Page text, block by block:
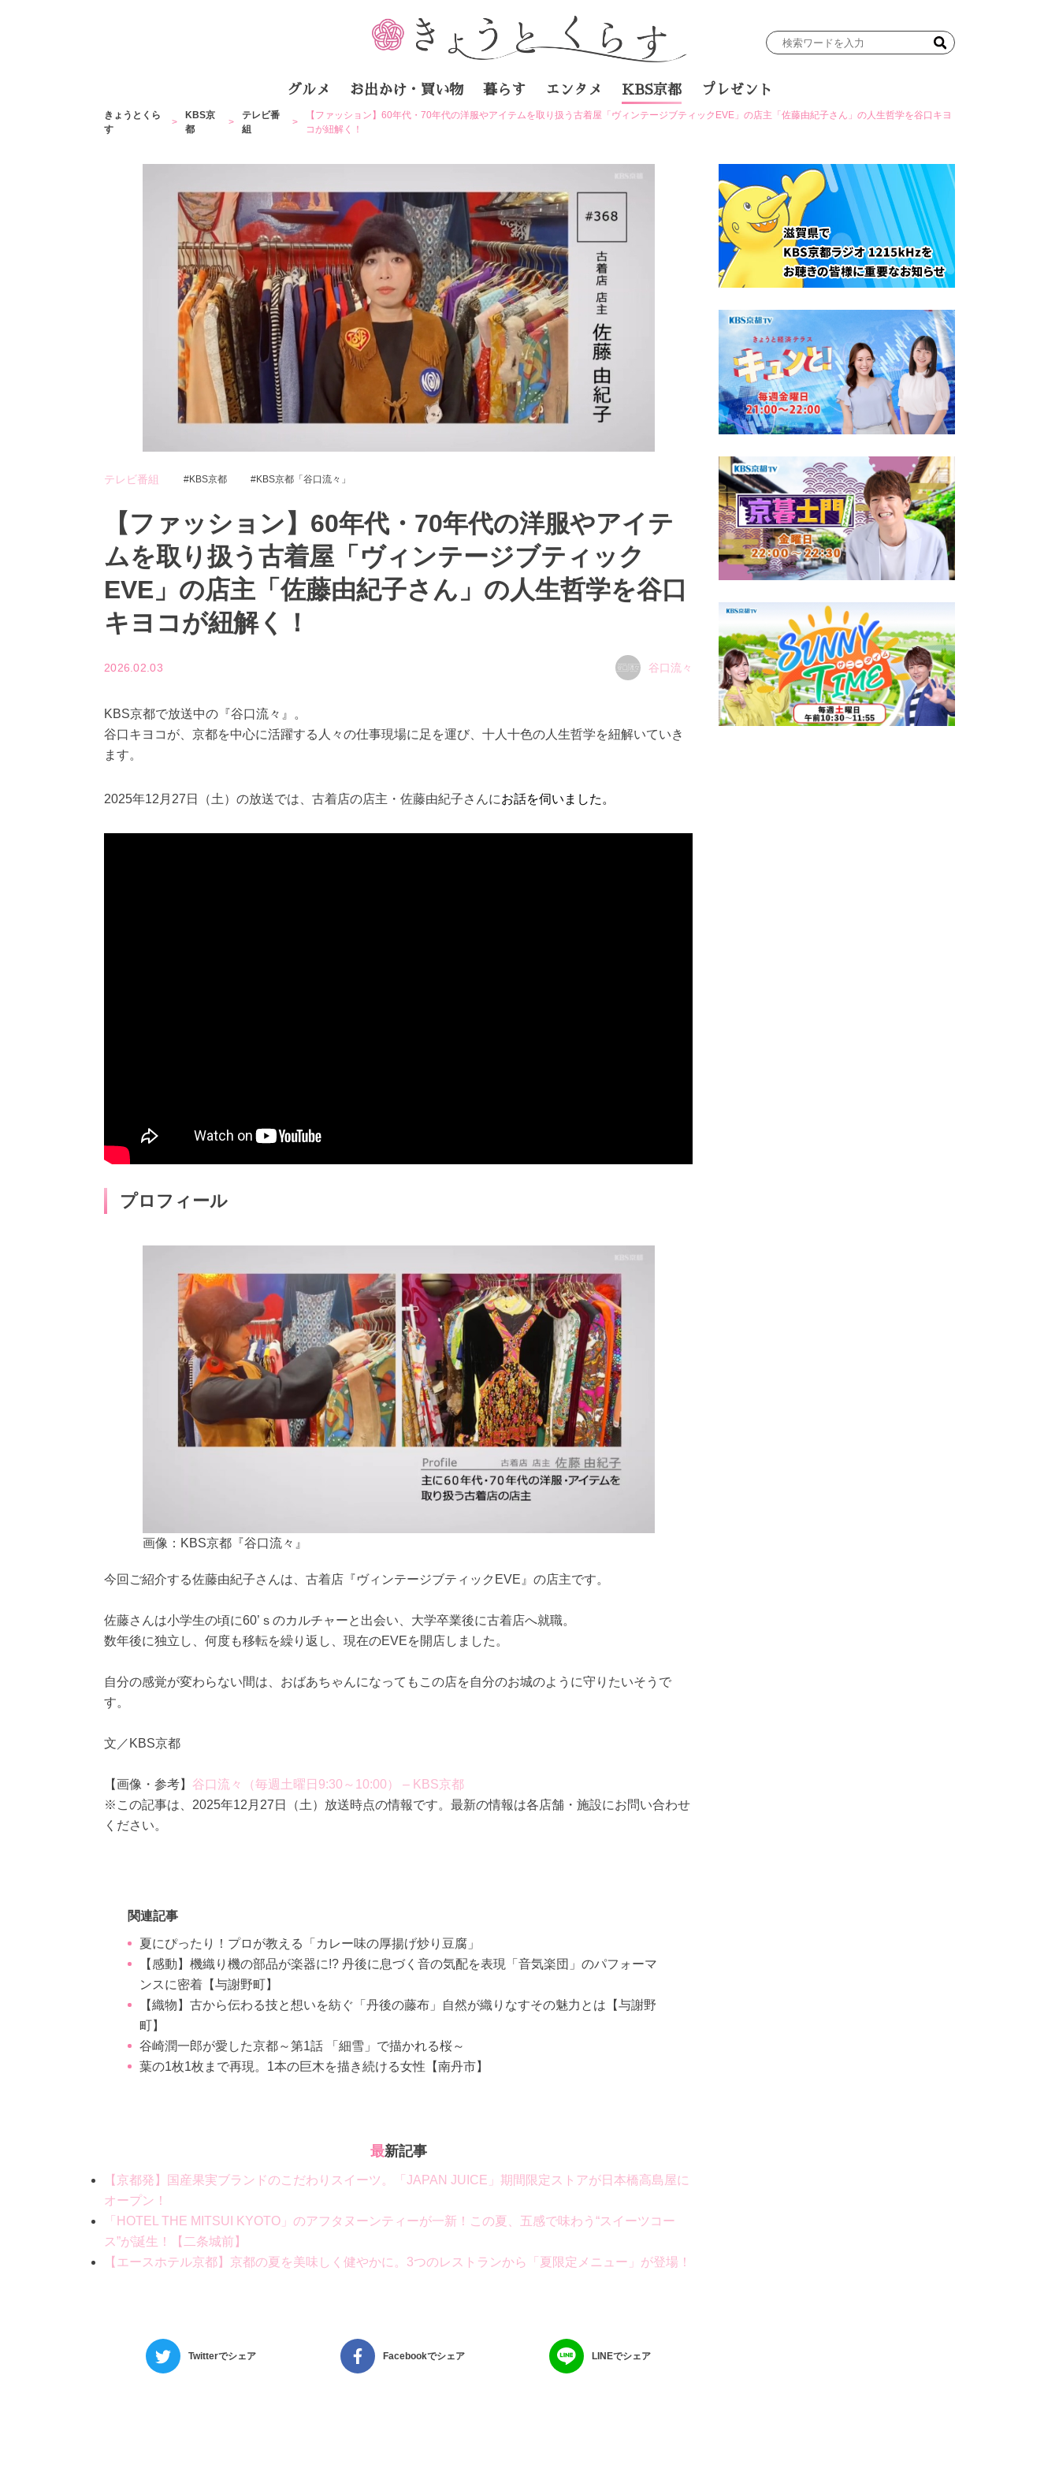
検
ド
力
グルメ お出かけ・買い物 暮らす エンタメ KBS京都 プレゼント
きょうとくら
す
KBS京
都
テレビ番
組
【ファッション】60年代・70年代の洋服やアイテムを取り扱う古着屋「ヴィンテージブティックEVE」の店主「佐藤由紀子さん」の人生哲学を谷口キヨ
コが紐解く！
テレビ番組 KBS京都 KBS京都「谷口流々」
【ファッション】60年代・70年代の洋服やアイテ
ムを取り扱う古着屋「ヴィンテージブティック
EVE」の店主「佐藤由紀子さん」の人生哲学を谷口
キヨコが紐解く！
2026.02.03 谷口流々
KBS京都で放送中の『谷口流々』。
谷口キヨコが、京都を中心に活躍する人々の仕事現場に足を運び、十人十色の人生哲学を紐解いていき
ます。
2025年12月27日（土）の放送では、古着店の店主・佐藤由紀子さんにお話を伺いました。
プロフィール
画像：KBS京都『谷口流々』
今回ご紹介する佐藤由紀子さんは、古着店『ヴィンテージブティックEVE』の店主です。
佐藤さんは小学生の頃に60’ｓのカルチャーと出会い、大学卒業後に古着店へ就職。
数年後に独立し、何度も移転を繰り返し、現在のEVEを開店しました。
自分の感覚が変わらない間は、おばあちゃんになってもこの店を自分のお城のように守りたいそうで
す。
文／KBS京都
【画像・参考】 谷口流々（毎週土曜日9:30～10:00） – KBS京都
※この記事は、2025年12月27日（土）放送時点の情報です。最新の情報は各店舗・施設にお問い合わせ
ください。
関連記事
夏にぴったり！プロが教える「カレー味の厚揚げ炒り豆腐」
【感動】機織り機の部品が楽器に!? 丹後に息づく音の気配を表現「音気楽団」のパフォーマ
ンスに密着【与謝野町】
【織物】古から伝わる技と想いを紡ぐ「丹後の藤布」自然が織りなすその魅力とは【与謝野
町】
谷崎潤一郎が愛した京都～第1話 「細雪」で描かれる桜～
葉の1枚1枚まで再現。1本の巨木を描き続ける女性【南丹市】
最新記事
【京都発】国産果実ブランドのこだわりスイーツ。「JAPAN JUICE」期間限定ストアが日本橋高島屋に
オープン！
「HOTEL THE MITSUI KYOTO」のアフタヌーンティーが一新！この夏、五感で味わう“スイーツコー
ス”が誕生！【二条城前】
【エースホテル京都】京都の夏を美味しく健やかに。3つのレストランから「夏限定メニュー」が登場！
Twitterでシェア Facebookでシェア LINEでシェア